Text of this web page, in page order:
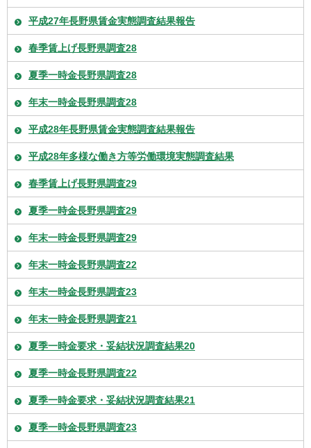
平成27年長野県賃金実態調査結果報告
春季賃上げ長野県調査28
夏季一時金長野県調査28
年末一時金長野県調査28
平成28年長野県賃金実態調査結果報告
平成28年多様な働き方等労働環境実態調査結果
春季賃上げ長野県調査29
夏季一時金長野県調査29
年末一時金長野県調査29
年末一時金長野県調査22
年末一時金長野県調査23
年末一時金長野県調査21
夏季一時金要求・妥結状況調査結果20
夏季一時金長野県調査22
夏季一時金要求・妥結状況調査結果21
夏季一時金長野県調査23